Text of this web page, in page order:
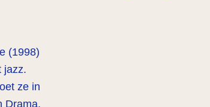
(1998)
jazz.
ze in
Drama.